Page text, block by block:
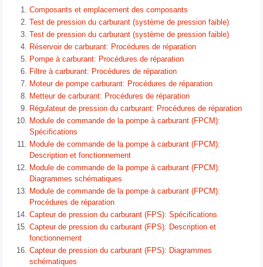
Composants et emplacement des composants
Test de pression du carburant (système de pression faible)
Test de pression du carburant (système de pression faible)
Réservoir de carburant: Procédures de réparation
Pompe à carburant: Procédures de réparation
Filtre à carburant: Procédures de réparation
Moteur de pompe carburant: Procédures de réparation
Metteur de carburant: Procédures de réparation
Régulateur de pression du carburant: Procédures de réparation
Module de commande de la pompe à carburant (FPCM):
Spécifications
Module de commande de la pompe à carburant (FPCM):
Description et fonctionnement
Module de commande de la pompe à carburant (FPCM):
Diagrammes schématiques
Module de commande de la pompe à carburant (FPCM):
Procédures de réparation
Capteur de pression du carburant (FPS): Spécifications
Capteur de pression du carburant (FPS): Description et
fonctionnement
Capteur de pression du carburant (FPS): Diagrammes
schématiques